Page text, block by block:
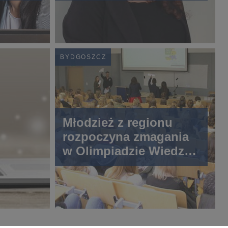
BYDGOSZCZ
Młodzież z regionu
rozpoczyna zmagania
w Olimpiadzie Wiedzy
o Bezpieczeństwie